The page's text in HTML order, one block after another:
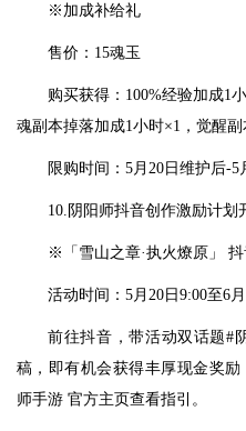
※加成补给礼
售价：15魂玉
购买获得：100%经验加成1
魂副本掉落加成1小时×1，觉醒
限购时间：5月20日维护后-5
10.阴阳师抖音创作激励计划
※「雪山之章·执火燎原」 抖
活动时间：5月20日9:00至6
前往抖音，带活动双话题#
稿，即有机会获得丰厚现金奖
师手游 官方主页查看指引。